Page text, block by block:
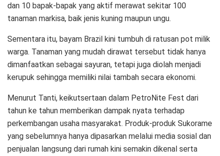
dan 10 bapak-bapak yang aktif merawat sekitar 100
tanaman markisa, baik jenis kuning maupun ungu.
Sementara itu, bayam Brazil kini tumbuh di ratusan pot milik
warga. Tanaman yang mudah dirawat tersebut tidak hanya
dimanfaatkan sebagai sayuran, tetapi juga diolah menjadi
kerupuk sehingga memiliki nilai tambah secara ekonomi.
Menurut Tanti, keikutsertaan dalam PetroNite Fest dari
tahun ke tahun memberikan dampak nyata terhadap
perkembangan usaha masyarakat. Produk-produk Sukorame
yang sebelumnya hanya dipasarkan melalui media sosial dan
penjualan langsung dari rumah kini semakin dikenal serta